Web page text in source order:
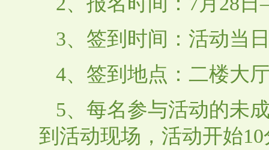
3、签到时间：活动当
4、签到地点：二楼大
5、每名参与活动的未
到活动现场，活动开始